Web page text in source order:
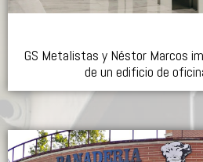
GS Metalistas y Néstor Marcos
de un edificio de